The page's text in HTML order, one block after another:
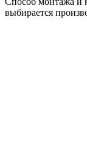
выбирается